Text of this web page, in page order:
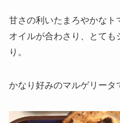
甘さの利いたまろやかなト
オイルが合わさり、とても
り。
かなり好みのマルゲリータ